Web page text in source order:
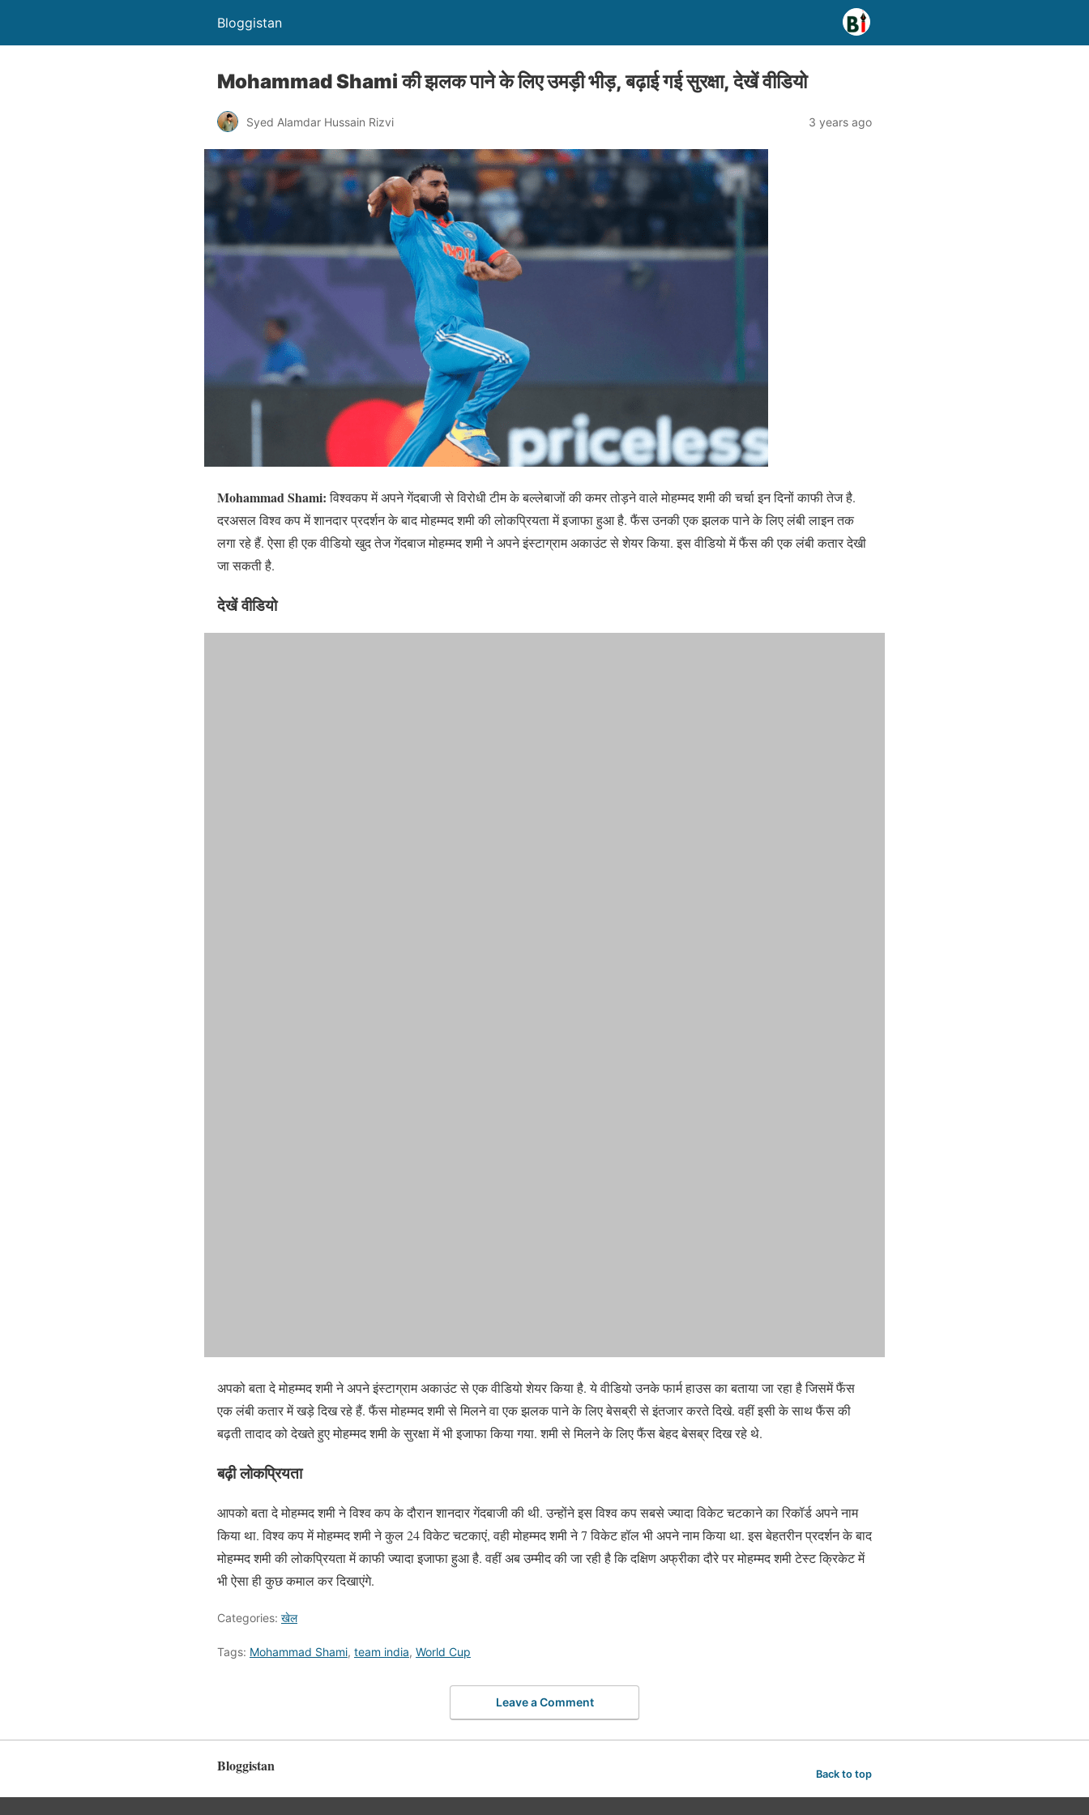
Bloggistan
Mohammad Shami की झलक पाने के लिए उमड़ी भीड़, बढ़ाई गई सुरक्षा, देखें वीडियो
Syed Alamdar Hussain Rizvi 3 years ago
Mohammad Shami:विश्वकप में अपने गेंदबाजी से विरोधी टीम के बल्लेबाजों की कमर तोड़ने वाले मोहम्मद शमी की चर्चा इन दिनों काफी तेज है.
दरअसल विश्व कप में शानदार प्रदर्शन के बाद मोहम्मद शमी की लोकप्रियता में इजाफा हुआ है. फैंस उनकी एक झलक पाने के लिए लंबी लाइन तक
लगा रहे हैं. ऐसा ही एक वीडियो खुद तेज गेंदबाज मोहम्मद शमी ने अपने इंस्टाग्राम अकाउंट से शेयर किया. इस वीडियो में फैंस की एक लंबी कतार देखी
जा सकती है.
देखें वीडियो
अपको बता दे मोहम्मद शमी ने अपने इंस्टाग्राम अकाउंट से एक वीडियो शेयर किया है. ये वीडियो उनके फार्म हाउस का बताया जा रहा है जिसमें फैंस
एक लंबी कतार में खड़े दिख रहे हैं. फैंस मोहम्मद शमी से मिलने वा एक झलक पाने के लिए बेसब्री से इंतजार करते दिखे. वहीं इसी के साथ फैंस की
बढ़ती तादाद को देखते हुए मोहम्मद शमी के सुरक्षा में भी इजाफा किया गया. शमी से मिलने के लिए फैंस बेहद बेसब्र दिख रहे थे.
बढ़ी लोकप्रियता
आपको बता दे मोहम्मद शमी ने विश्व कप के दौरान शानदार गेंदबाजी की थी. उन्होंने इस विश्व कप सबसे ज्यादा विकेट चटकाने का रिकॉर्ड अपने नाम
किया था. विश्व कप में मोहम्मद शमी ने कुल 24 विकेट चटकाएं, वही मोहम्मद शमी ने 7 विकेट हॉल भी अपने नाम किया था. इस बेहतरीन प्रदर्शन के बाद
मोहम्मद शमी की लोकप्रियता में काफी ज्यादा इजाफा हुआ है. वहीं अब उम्मीद की जा रही है कि दक्षिण अफ्रीका दौरे पर मोहम्मद शमी टेस्ट क्रिकेट में
भी ऐसा ही कुछ कमाल कर दिखाएंगे.
Categories: खेल
Tags: Mohammad Shami, team india, World Cup
Leave a Comment
Bloggistan Back to top